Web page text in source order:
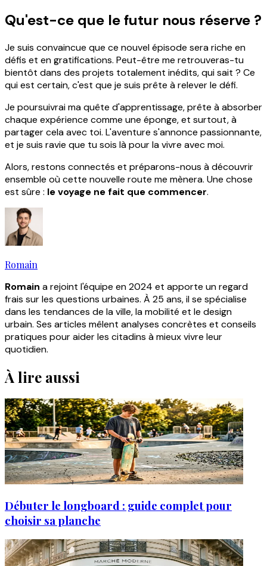
Qu'est-ce que le futur nous réserve ?
Je suis convaincue que ce nouvel épisode sera riche en
défis et en gratifications. Peut-être me retrouveras-tu
bientôt dans des projets totalement inédits, qui sait ? Ce
qui est certain, c'est que je suis prête à relever le défi.
Je poursuivrai ma quête d'apprentissage, prête à absorber
chaque expérience comme une éponge, et surtout, à
partager cela avec toi. L'aventure s'annonce passionnante,
et je suis ravie que tu sois là pour la vivre avec moi.
Alors, restons connectés et préparons-nous à découvrir
ensemble où cette nouvelle route me mènera. Une chose
est sûre : le voyage ne fait que commencer.
Romain
Romain a rejoint l'équipe en 2024 et apporte un regard
frais sur les questions urbaines. À 25 ans, il se spécialise
dans les tendances de la ville, la mobilité et le design
urbain. Ses articles mêlent analyses concrètes et conseils
pratiques pour aider les citadins à mieux vivre leur
quotidien.
À lire aussi
Débuter le longboard : guide complet pour
choisir sa planche